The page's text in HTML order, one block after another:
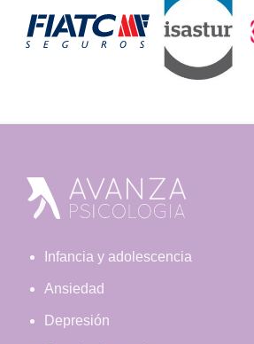
Footer
Infancia y adolescencia
Ansiedad
Depresión